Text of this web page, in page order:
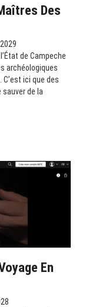
Des
de Campeche
archéologiques
ici que des
de la
En